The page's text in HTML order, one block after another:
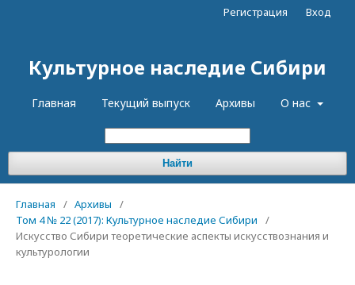
Культурное наследие Сибири
Главная Текущий выпуск Архивы О нас
Найти
Регистрация Вход
Главная / Архивы
/
Том 4 № 22 (2017): Культурное наследие Сибири
/
Искусство Сибири теоретические аспекты искусствознания и
культурологии